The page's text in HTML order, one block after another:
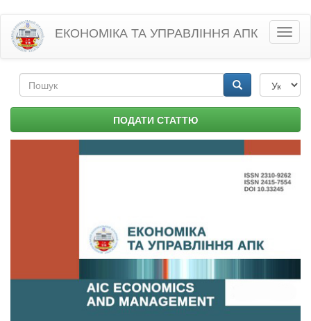
Перейти
основного
матеріалу
ЕКОНОМІКА ТА УПРАВЛІННЯ АПК
Пошукова
форма ПОДАТИ СТАТТЮ